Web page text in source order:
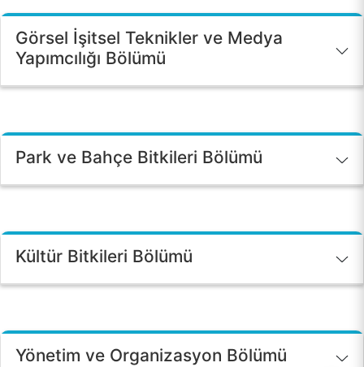
Görsel İşitsel Teknikler ve Medya
Yapımcılığı Bölümü
Park ve Bahçe Bitkileri Bölümü
Kültür Bitkileri Bölümü
Yönetim ve Organizasyon Bölümü